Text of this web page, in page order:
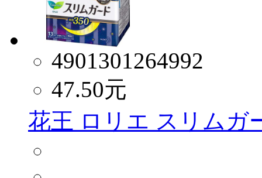
4901301264992
47.50元
花王 ロリエ スリムガ